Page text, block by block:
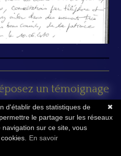
un témoignage
*
✖
d'établir des statistiques de
le partage sur les réseaux
sur ce site, vous
En savoir